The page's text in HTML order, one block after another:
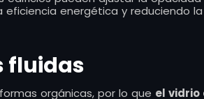
eficiencia energética y reduciendo la
fluidas
orgánicas, por lo que el vidrio